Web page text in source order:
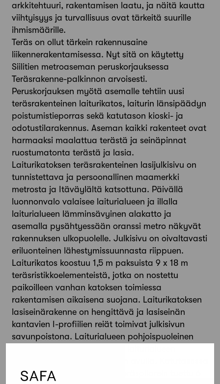
arkkitehtuuri, rakentamisen laatu, ja näitä kautta
viihtyisyys ja turvallisuus ovat tärkeitä suurille
ihmismäärille.
Teräs on ollut tärkein rakennusaine
liikennerakentamisessa. Nyt sitä on käytetty
Siilitien metroaseman peruskorjauksessa
Teräsrakenne-palkinnon arvoisesti.
Peruskorjauksen myötä asemalle tehtiin uusi
teräsrakenteinen laiturikatos, laiturin länsipäädyn
poistumistieporras sekä katutason kioski- ja
odotustilarakennus. Aseman kaikki rakenteet ovat
harmaaksi maalattua terästä ja seinäpinnat
ruostumatonta terästä ja lasia.
Laiturikatoksen teräsrakenteinen lasijulkisivu on
tunnistettava ja persoonallinen maamerkki
metrosta ja Itäväylältä katsottuna. Päivällä
luonnonvalo valaisee laiturialueen ja illalla
laiturialueen lämminsävyinen alakatto ja
asemalla pysähtyessään oranssi metro näkyvät
rakennuksen ulkopuolelle. Julkisivu on oivaltavasti
eriluonteinen lähestymissuunnasta riippuen.
Laiturikatos koostuu 1,5 m paksuista 9 x 18 m
teräsristikkoelementeistä, jotka on nostettu
paikoilleen vanhan katoksen toimiessa
rakentamisen aikaisena suojana. Laiturikatoksen
lasiseinärakenne on hengittävä ja lasiseinän
kantavien I-profiilien reiät toimivat julkisivun
savunpoistona. Laiturialueen pohjoispuoleinen
rakennuksen kivijalkana on teräspilarein tuettu 6